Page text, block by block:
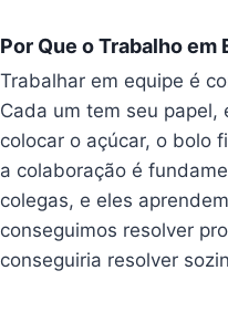
Por Que o Trabalho em
Trabalhar em equipe é
Cada um tem seu papel,
colocar o açúcar, o bolo
a colaboração é
colegas, e eles
conseguimos resolver
conseguiria resolver